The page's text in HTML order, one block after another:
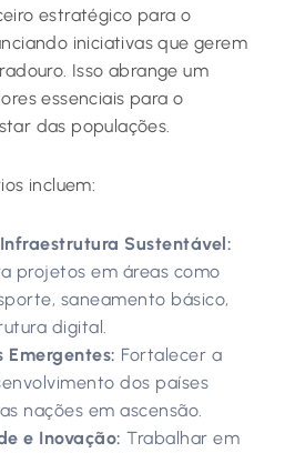
estratégico para o
iniciativas que gerem
Isso abrange um
essenciais para o
das populações.
incluem:
Sustentável:
projetos em áreas como
saneamento básico,
digital.
Emergentes: Fortalecer a
dos países
nações em ascensão.
e Inovação: Trabalhar em